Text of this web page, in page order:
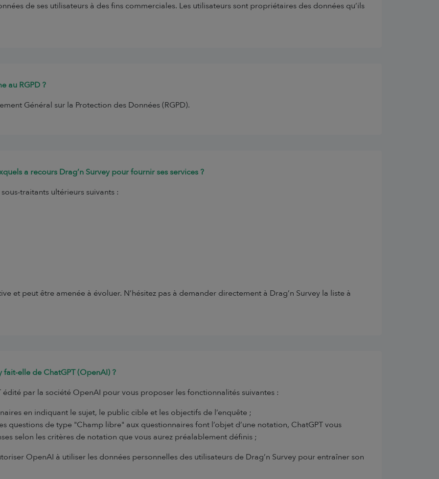
de ses utilisateurs à des fins commerciales. Les utilisateurs sont propriétaires des données qu’ils
au RGPD ?
Général sur la Protection des Données (RGPD).
a recours Drag’n Survey pour fournir ses services ?
traitants ultérieurs suivants :
et peut être amenée à évoluer. N’hésitez pas à demander directement à Drag’n Survey la liste à
elle de ChatGPT (OpenAI) ?
édité par la société OpenAI pour vous proposer les fonctionnalités suivantes :
en indiquant le sujet, le public cible et les objectifs de l’enquête ;
questions de type "Champ libre" aux questionnaires font l’objet d’une notation, ChatGPT vous
selon les critères de notation que vous aurez préalablement définis ;
OpenAI à utiliser les données personnelles des utilisateurs de Drag’n Survey pour entraîner son